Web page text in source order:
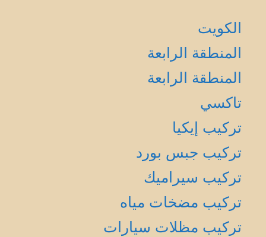
الكويت
المنطقة الرابعة
المنطقة الرابعة
تاكسي
تركيب إيكيا
تركيب جبس بورد
تركيب سيراميك
تركيب مضخات مياه
تركيب مظلات سيارات